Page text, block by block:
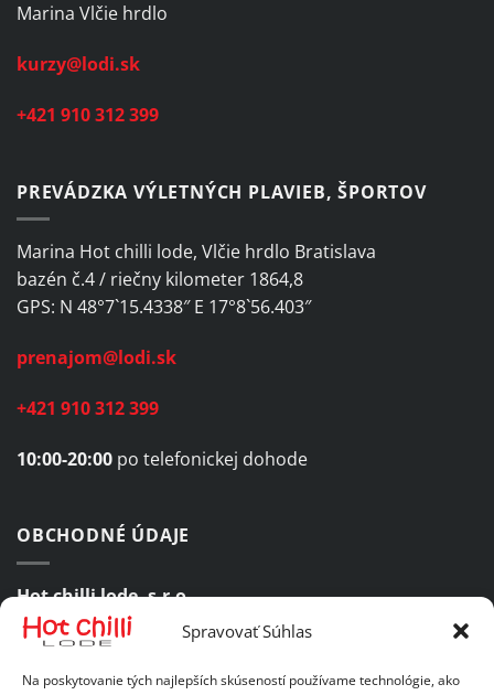
Spravovať Súhlas
Na poskytovanie tých najlepších skúseností používame technológie, ako
Marina Vlčie hrdlo
kurzy@lodi.sk
+421 910 312 399
PREVÁDZKA VÝLETNÝCH PLAVIEB, ŠPORTOV
Marina Hot chilli lode, Vlčie hrdlo Bratislava
bazén č.4 / riečny kilometer 1864,8
GPS: N 48°7`15.4338″ E 17°8`56.403″
prenajom@lodi.sk
+421 910 312 399
10:00-20:00 po telefonickej dohode
OBCHODNÉ ÚDAJE
Hot chilli lode, s.r.o.
Komárovská 47, 821 06 Bratislava 2